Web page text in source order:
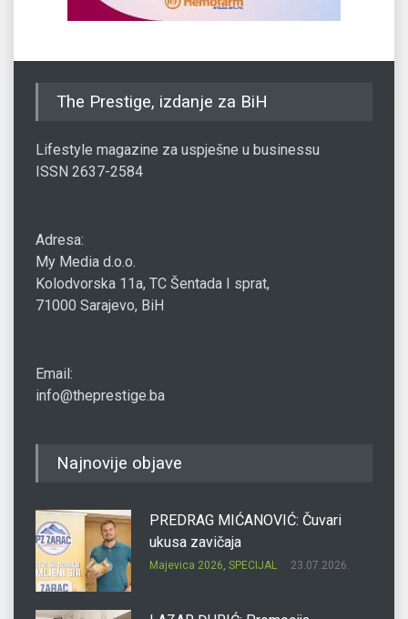
The Prestige, izdanje za BiH
Lifestyle magazine za uspješne u businessu
ISSN 2637-2584
Adresa:
My Media d.o.o.
Kolodvorska 11a, TC Šentada I sprat,
71000 Sarajevo, BiH
Email:
info@theprestige.ba
Najnovije objave
PREDRAG MIĆANOVIĆ: Čuvari
ukusa zavičaja
Majevica 2026 SPECIJAL 23.07.2026.